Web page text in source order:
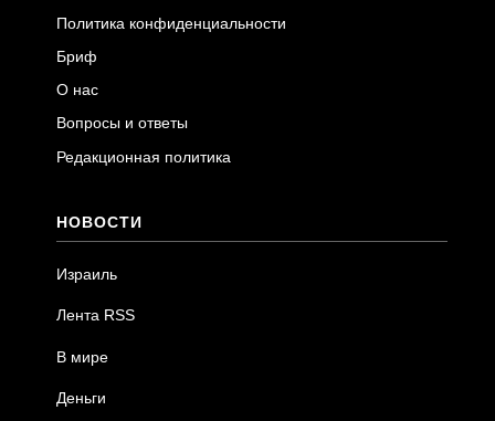
Политика конфиденциальности
Бриф
О нас
Вопросы и ответы
Редакционная политика
НОВОСТИ
Израиль
Лента RSS
В мире
Деньги